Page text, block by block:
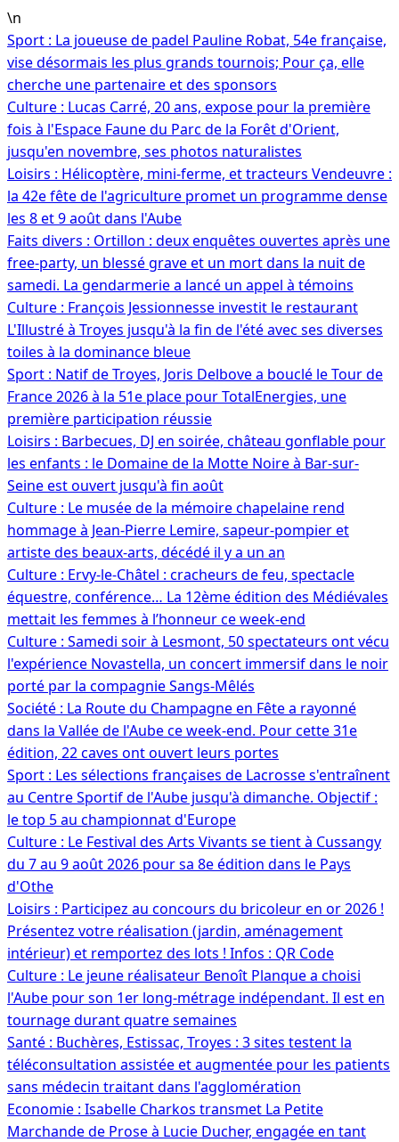
\n
au
contenu
Sport : La joueuse de padel Pauline Robat, 54e française,
vise désormais les plus grands tournois; Pour ça, elle
cherche une partenaire et des sponsors
Culture : Lucas Carré, 20 ans, expose pour la première
fois à l'Espace Faune du Parc de la Forêt d'Orient,
jusqu'en novembre, ses photos naturalistes
Loisirs : Hélicoptère, mini-ferme, et tracteurs Vendeuvre :
la 42e fête de l'agriculture promet un programme dense
les 8 et 9 août dans l'Aube
Faits divers : Ortillon : deux enquêtes ouvertes après une
free-party, un blessé grave et un mort dans la nuit de
samedi. La gendarmerie a lancé un appel à témoins
Culture : François Jessionnesse investit le restaurant
L'Illustré à Troyes jusqu'à la fin de l'été avec ses diverses
toiles à la dominance bleue
Sport : Natif de Troyes, Joris Delbove a bouclé le Tour de
France 2026 à la 51e place pour TotalEnergies, une
première participation réussie
Loisirs : Barbecues, DJ en soirée, château gonflable pour
les enfants : le Domaine de la Motte Noire à Bar-sur-
Seine est ouvert jusqu'à fin août
Culture : Le musée de la mémoire chapelaine rend
hommage à Jean-Pierre Lemire, sapeur-pompier et
artiste des beaux-arts, décédé il y a un an
Culture : Ervy-le-Châtel : cracheurs de feu, spectacle
équestre, conférence… La 12ème édition des Médiévales
mettait les femmes à l’honneur ce week-end
Culture : Samedi soir à Lesmont, 50 spectateurs ont vécu
l'expérience Novastella, un concert immersif dans le noir
porté par la compagnie Sangs-Mêlés
Société : La Route du Champagne en Fête a rayonné
dans la Vallée de l'Aube ce week-end. Pour cette 31e
édition, 22 caves ont ouvert leurs portes
Sport : Les sélections françaises de Lacrosse s'entraînent
au Centre Sportif de l'Aube jusqu'à dimanche. Objectif :
le top 5 au championnat d'Europe
Culture : Le Festival des Arts Vivants se tient à Cussangy
du 7 au 9 août 2026 pour sa 8e édition dans le Pays
d'Othe
Loisirs : Participez au concours du bricoleur en or 2026 !
Présentez votre réalisation (jardin, aménagement
intérieur) et remportez des lots ! Infos : QR Code
Culture : Le jeune réalisateur Benoît Planque a choisi
l'Aube pour son 1er long-métrage indépendant. Il est en
tournage durant quatre semaines
Santé : Buchères, Estissac, Troyes : 3 sites testent la
téléconsultation assistée et augmentée pour les patients
sans médecin traitant dans l'agglomération
Economie : Isabelle Charkos transmet La Petite
Marchande de Prose à Lucie Ducher, engagée en tant